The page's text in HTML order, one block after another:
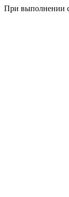
При выполнении